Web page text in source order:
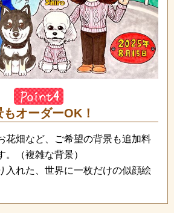
オーダーOK！
花畑など、ご希望の背景も追加料
。（複雑な背景）
入れた、世界に一枚だけの似顔絵